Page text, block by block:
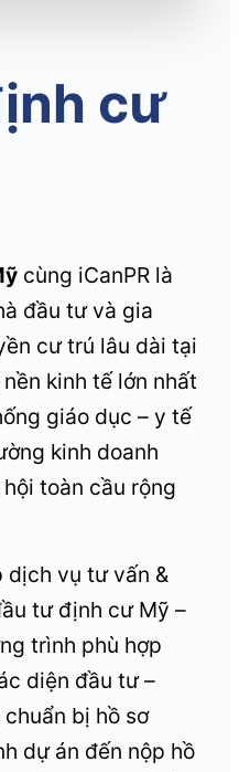
cư
cùng iCanPR là
đầu tư và gia
cư trú lâu dài tại
kinh tế lớn nhất
giáo dục – y tế
kinh doanh
toàn cầu rộng
dịch vụ tư vấn &
tư định cư Mỹ –
trình phù hợp
diện đầu tư –
bị hồ sơ
dự án đến nộp hồ